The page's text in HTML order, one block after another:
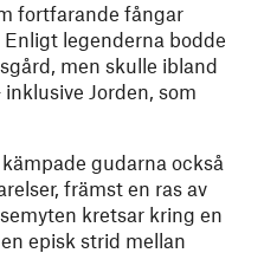
fortfarande fångar
legenderna bodde
men skulle ibland
Jorden, som
gudarna också
främst en ras av
kretsar kring en
episk strid mellan